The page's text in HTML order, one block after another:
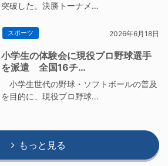
突破した。決勝トーナメ…
スポーツ 2026年6月18日
小学生の体験会に現役プロ野球選手
を派遣 全国16チ…
小学生世代の野球・ソフトボールの普及
を目的に、現役プロ野球…
もっと見る